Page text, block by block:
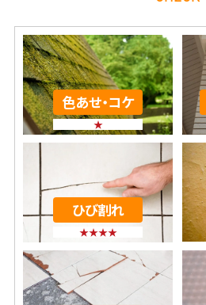
色あせ・コケ
★
ひび割れ
★★★★